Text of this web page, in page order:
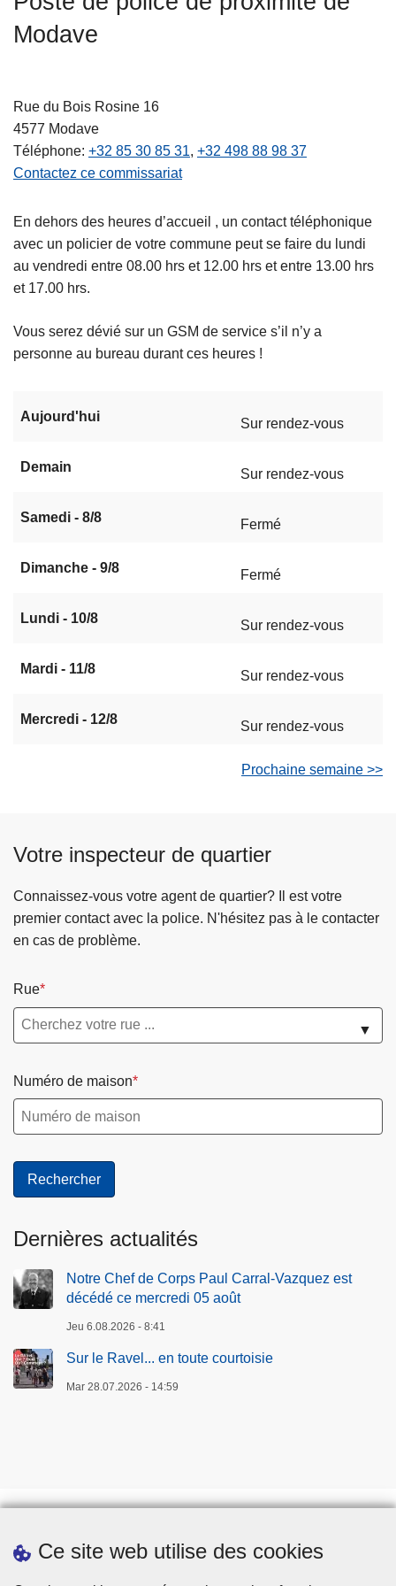
Ce site web utilise des cookies
Modave
Rue du Bois Rosine 16
4577 Modave
Téléphone +32 85 30 85 31 +32 498 88 98 37
Contactez ce commissariat
En dehors des heures d’accueil , un contact téléphonique
avec un policier de votre commune peut se faire du lundi
au vendredi entre 08.00 hrs et 12.00 hrs et entre 13.00 hrs
et 17.00 hrs.
Vous serez dévié sur un GSM de service s’il n’y a
personne au bureau durant ces heures !
Aujourd'hui Sur rendez-vous
Demain Sur rendez-vous
Samedi - 8/8 Fermé
Dimanche - 9/8 Fermé
Lundi - 10/8 Sur rendez-vous
Mardi - 11/8 Sur rendez-vous
Mercredi - 12/8 Sur rendez-vous
Prochaine semaine >>
Votre inspecteur de quartier
Connaissez-vous votre agent de quartier? Il est votre
premier contact avec la police. N'hésitez pas à le contacter
en cas de problème.
Rue
▼
Numéro de maison
Dernières actualités
Notre Chef de Corps Paul Carral-Vazquez est
décédé ce mercredi 05 août
Jeu 6.08.2026 - 8:41
Sur le Ravel... en toute courtoisie
Mar 28.07.2026 - 14:59
Téléchargements